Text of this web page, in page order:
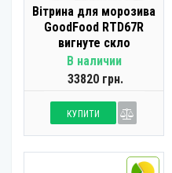
Вітрина для морозива
GoodFood RTD67R
вигнуте скло
В наличии
33820 грн.
КУПИТИ